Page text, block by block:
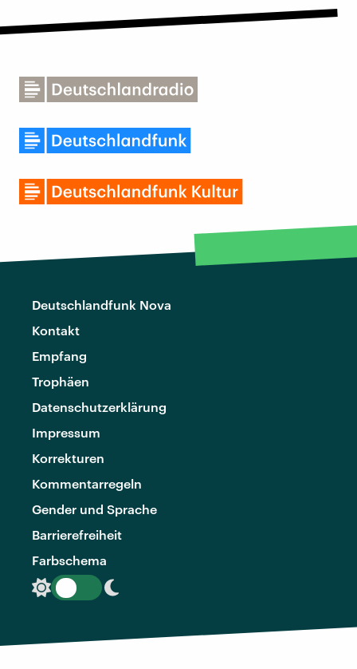
Deutschlandfunk Nova
Kontakt
Empfang
Trophäen
Datenschutzerklärung
Impressum
Korrekturen
Kommentarregeln
Gender und Sprache
Barrierefreiheit
Farbschema